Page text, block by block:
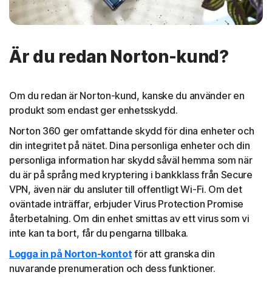
Är du redan Norton-kund?
Om du redan är Norton-kund, kanske du använder en
produkt som endast ger enhetsskydd.
Norton 360 ger omfattande skydd för dina enheter och
din integritet på nätet. Dina personliga enheter och din
personliga information har skydd såväl hemma som när
du är på språng med kryptering i bankklass från Secure
VPN, även när du ansluter till offentligt Wi-Fi. Om det
oväntade inträffar, erbjuder Virus Protection Promise
återbetalning. Om din enhet smittas av ett virus som vi
inte kan ta bort, får du pengarna tillbaka.
Logga in på Norton-kontot för att granska din
nuvarande prenumeration och dess funktioner.